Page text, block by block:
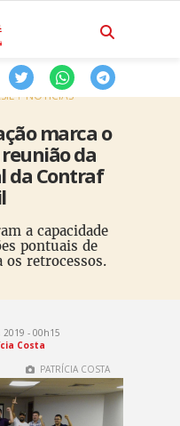
NOTÍCIAS
marca o
da
da Contraf
a capacidade
pontuais de
retrocessos.
- 00h15
Costa
PATRÍCIA COSTA